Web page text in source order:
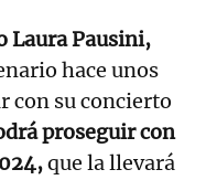
Laura Pausini,
hace unos
con su concierto
proseguir con
que la llevará